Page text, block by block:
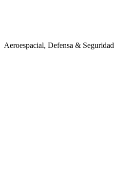
Aeroespacial, Defensa & Seguridad